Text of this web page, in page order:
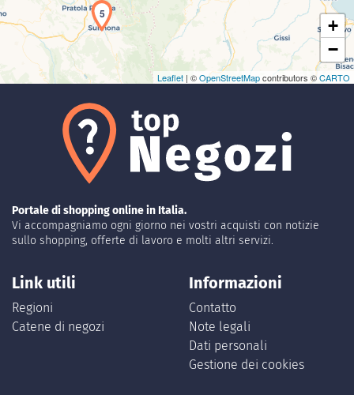
5
+
−
Leaflet | ©OpenStreetMapcontributors ©CARTO
Portale di shopping online in Italia.
Vi accompagniamo ogni giorno nei vostri acquisti con notizie
sullo shopping, offerte di lavoro e molti altri servizi.
Link utili
Regioni
Catene di negozi
Informazioni
Contatto
Note legali
Dati personali
Gestione dei cookies